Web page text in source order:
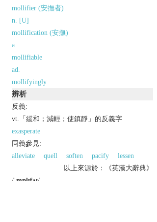
mollifier (安撫者)
n. [U]
mollification (安撫)
a.
mollifiable
ad.
mollifyingly
辨析
反義:
vt.「緩和；減輕；使鎮靜」的反義字
exasperate
同義參見:
alleviate
quell soften pacify
lessen
以上來源於：《英漢大辭典》
/ˈmɒlɪfʌɪ/